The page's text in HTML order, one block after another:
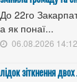
До 22го
а як понаї...
06.08.2026 14:12
зіткнення